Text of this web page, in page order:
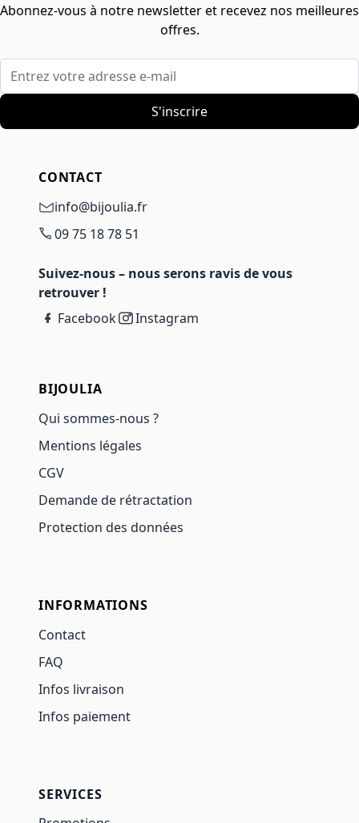
Abonnez-vous à notre newsletter et recevez nos meilleures
offres.
Entrez votre adresse e-mail
S'inscrire
CONTACT
info@bijoulia.fr
09 75 18 78 51
Suivez-nous – nous serons ravis de vous
retrouver !
Facebook
Instagram
BIJOULIA
Qui sommes-nous ?
Mentions légales
CGV
Demande de rétractation
Protection des données
INFORMATIONS
Contact
FAQ
Infos livraison
Infos paiement
SERVICES